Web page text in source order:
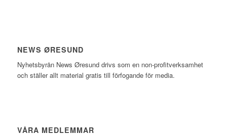
NEWS ØRESUND
Nyhetsbyrån News Øresund drivs som en non-profitverksamhet
och ställer allt material gratis till förfogande för media.
VÅRA MEDLEMMAR